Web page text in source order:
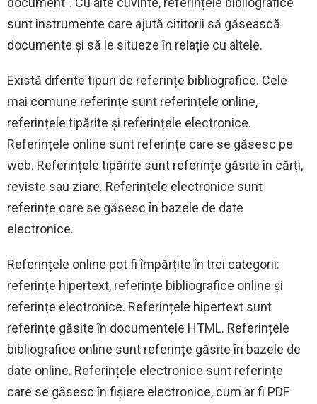
sunt instrumente care ajută cititorii să găsească
documente și să le situeze în relație cu altele.
Există diferite tipuri de referințe bibliografice. Cele
mai comune referințe sunt referințele online,
referințele tipărite și referințele electronice.
Referințele online sunt referințe care se găsesc pe
web. Referințele tipărite sunt referințe găsite în cărți,
reviste sau ziare. Referințele electronice sunt
referințe care se găsesc în bazele de date
electronice.
Referințele online pot fi împărțite în trei categorii:
referințe hipertext, referințe bibliografice online și
referințe electronice. Referințele hipertext sunt
referințe găsite în documentele HTML. Referințele
bibliografice online sunt referințe găsite în bazele de
date online. Referințele electronice sunt referințe
care se găsesc în fișiere electronice, cum ar fi PDF